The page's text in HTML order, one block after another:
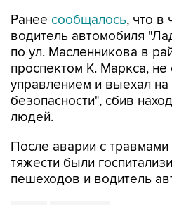
Ранее сообщалось, что в
водитель автомобиля
по ул. Масленникова в
проспектом К. Маркса, не
управлением и выехал на
безопасности", сбив
людей.
После аварии с травмами
тяжести были
пешеходов и водитель